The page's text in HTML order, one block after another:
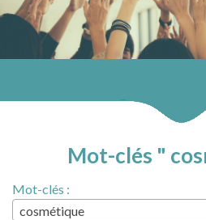
Mot-clés "
Mot-clés :
cosmétique